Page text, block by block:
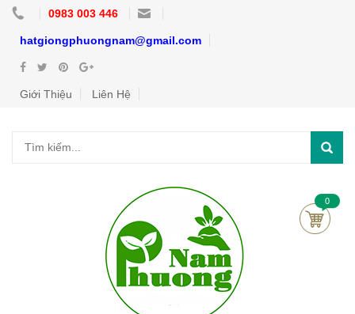
0983 003 446
hatgiongphuongnam@gmail.com
Giới Thiệu Liên Hệ
0